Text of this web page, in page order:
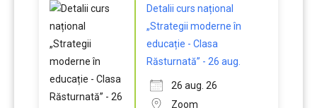
Detalii curs național
„Strategii moderne în
educație - Clasa
Răsturnată” - 26 aug.
26 aug. 26
Zoom